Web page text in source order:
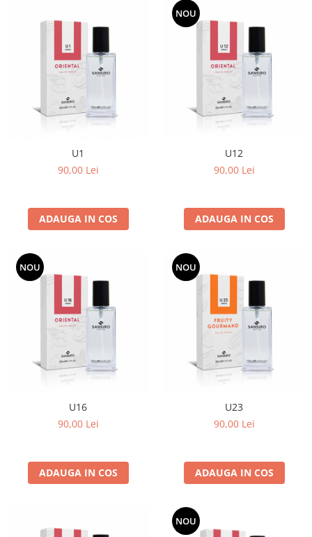
U1
90,00 Lei
ADAUGA IN COS
NOU
U12
90,00 Lei
ADAUGA IN COS
NOU
U16
90,00 Lei
ADAUGA IN COS
NOU
U23
90,00 Lei
ADAUGA IN COS
NOU